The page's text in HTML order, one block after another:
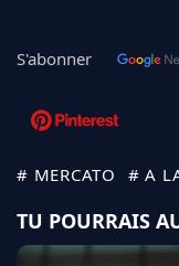
S'abonner
# MERCATO # A
TU POURRAIS